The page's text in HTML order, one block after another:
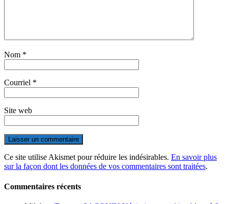
Nom *
Courriel *
Site web
Ce site utilise Akismet pour réduire les indésirables. En savoir plus
sur la façon dont les données de vos commentaires sont traitées.
Commentaires récents